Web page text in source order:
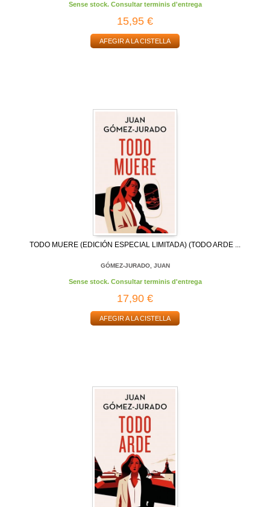
Sense stock. Consultar terminis d'entrega
15,95 €
AFEGIR A LA CISTELLA
TODO MUERE (EDICIÓN ESPECIAL LIMITADA) (TODO ARDE ...
GÓMEZ-JURADO, JUAN
Sense stock. Consultar terminis d'entrega
17,90 €
AFEGIR A LA CISTELLA